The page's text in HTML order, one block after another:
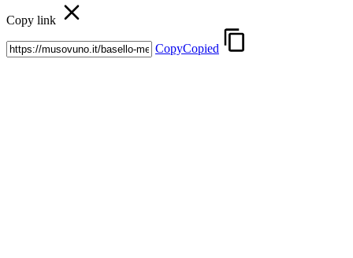
Copy link
CopyCopied